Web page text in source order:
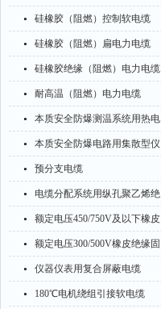
硅橡胶（阻燃）控制软电缆
硅橡胶（阻燃）扁电力电缆
硅橡胶绝缘（阻燃）电力电缆
耐高温（阻燃）电力电缆
本质安全防爆测温系统用热电
偶补偿导线、补偿电缆
本质安全防爆电路用集散型仪
表信号电缆
预分支电缆
电缆分配系统用纵孔聚乙烯绝
缘同轴射频电缆
额定电压450/750V及以下橡皮
绝缘电线电缆
额定电压300/500V橡皮绝缘固
定敷设电线
仪器仪表用复合屏蔽电缆
180℃电机绕组引接软电缆